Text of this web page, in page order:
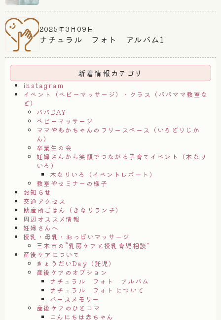
2025年3月09日
ナチュラル フォト アルバム1
新着情報カテゴリ
instagram
イベント（ベビーマッサージ）・クラス（パパママ教室な
ど）
パパDAY
ベビーマッサージ
ママやあかちゃんのフリースペース（いろどりじか
ん）
卒業生の会
妊婦さんから笑顔でつながる子育てイベント（木なり
いろ）
木なりいろ（イベントレポート）
教室やセミナーの様子
お知らせ
交通アクセス
助産所ごはん（きなりランチ）
周辺オススメ情報
妊婦さんへ
授乳・母乳・おっぱいマッサージ
三木市の”乳房ケアと授乳育児相談"
産後ケアについて
きょうだいDay（託児）
産後ケアのオプション
ナチュラル フォト アルバム
ナチュラル フォト について
バースメモリー
産後ケアのひとコマ
こんにちは赤ちゃん